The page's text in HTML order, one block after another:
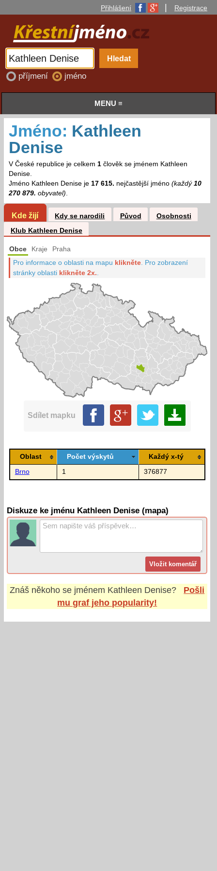
Přihlášení Registrace
příjmení jméno
MENU ≡
Jméno: Kathleen
Denise
V České republice je celkem 1člověk se jménem Kathleen
Denise.
Jméno Kathleen Denise je 17 615. nejčastější jméno (každý 10
270 879. obyvatel).
Kde žijí Kdy se narodili Původ
Osobnosti
Klub Kathleen Denise
Obce Kraje Praha
Pro informace o oblasti na mapu klikněte Pro zobrazení
stránky oblasti klikněte 2x.
Sdílet mapku
Oblast Počet výskytů Každý x-tý
Brno 1 376877
Diskuze ke jménu Kathleen Denise (mapa)
Znáš někoho se jménem Kathleen Denise?
Pošli
mu graf jeho popularity!